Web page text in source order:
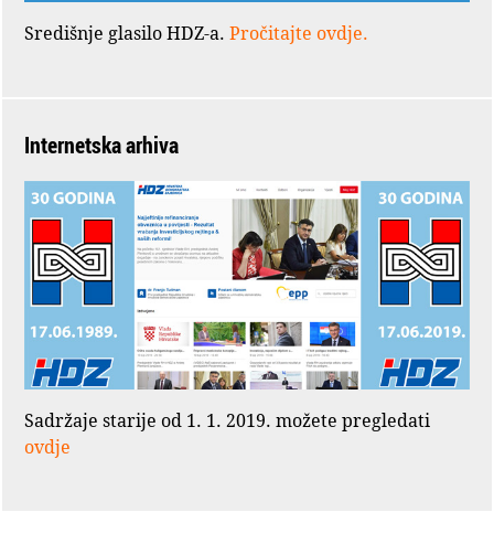
Središnje glasilo HDZ-a. Pročitajte ovdje.
Internetska arhiva
Sadržaje starije od 1. 1. 2019. možete pregledati
ovdje